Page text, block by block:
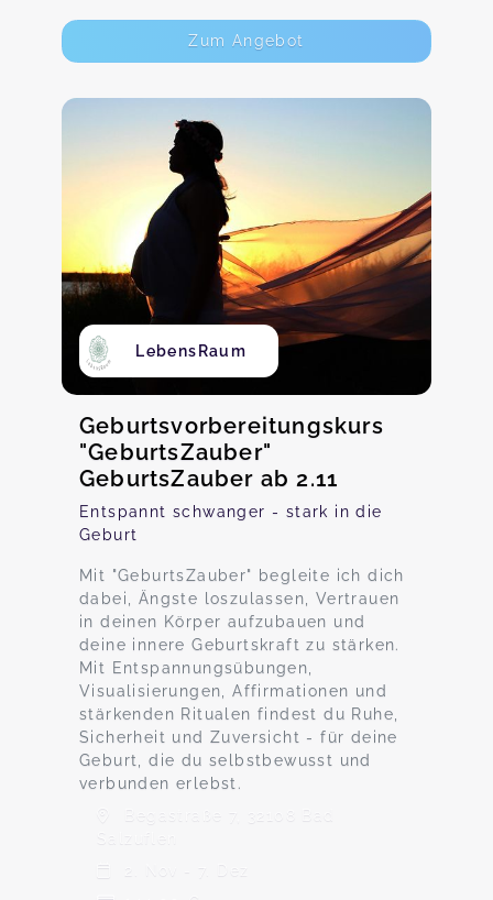
Zum Angebot
LebensRaum
Geburtsvorbereitungskurs
"GeburtsZauber"
GeburtsZauber ab 2.11
Entspannt schwanger - stark in die
Geburt
Mit "GeburtsZauber" begleite ich dich
dabei, Ängste loszulassen, Vertrauen
in deinen Körper aufzubauen und
deine innere Geburtskraft zu stärken.
Mit Entspannungsübungen,
Visualisierungen, Affirmationen und
stärkenden Ritualen findest du Ruhe,
Sicherheit und Zuversicht - für deine
Geburt, die du selbstbewusst und
verbunden erlebst.
Begastraße 7, 32108 Bad
Salzuflen
2. Nov - 7. Dez